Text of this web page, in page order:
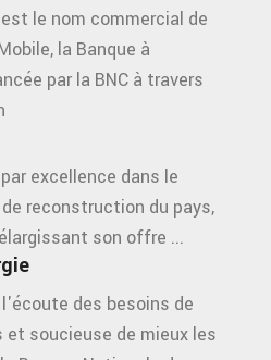
le nom commercial de
la Banque à
par la BNC à travers
excellence dans le
reconstruction du pays,
son offre ...
des besoins de
soucieuse de mieux les